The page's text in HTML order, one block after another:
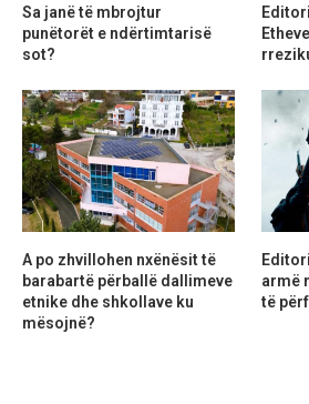
Sa janë të mbrojtur
punëtorët e ndërtimtarisë
sot?
A po zhvillohen nxënësit të
barabartë përballë dallimeve
etnike dhe shkollave ku
mësojnë?
armë
të